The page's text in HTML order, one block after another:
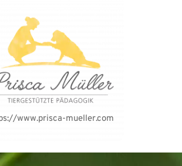
www.prisca-mueller.com